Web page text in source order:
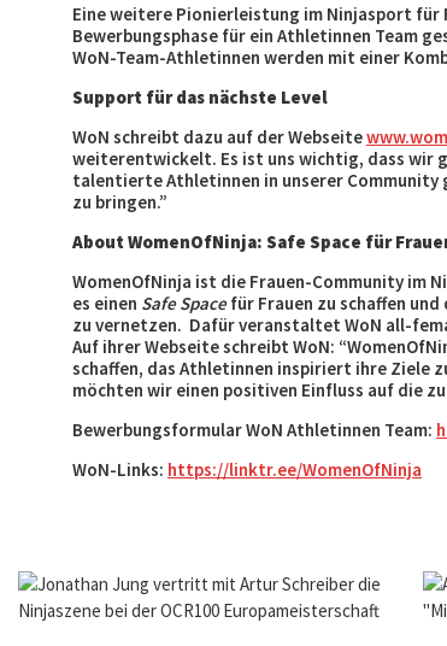
Eine weitere Pionierleistung im Ninjasport für
Bewerbungsphase für ein Athletinnen Team
WoN-Team-Athletinnen werden mit einer
Support für das nächste Level
WoN schreibt dazu auf der Webseite
weiterentwickelt. Es ist uns wichtig, dass wir
talentierte Athletinnen in unserer Community
zu bringen.”
About WomenOfNinja: Safe Space für
WomenOfNinja ist die Frauen-Community im
es einen Safe Spacefür Frauen zu schaffen
zu vernetzen. Dafür veranstaltet WoN all-
Auf ihrer Webseite schreibt WoN:
schaffen, das Athletinnen inspiriert ihre Ziele
möchten wir einen positiven Einfluss auf die
Bewerbungsformular WoN Athletinnen Team:
WoN-Links: https://linktr.ee/WomenOfNinja